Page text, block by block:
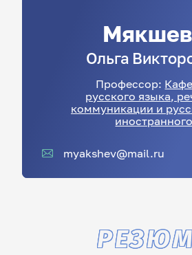
Ольга
Профессор:
русского языка,
коммуникации и
иностранного
myakshev@mail.ru